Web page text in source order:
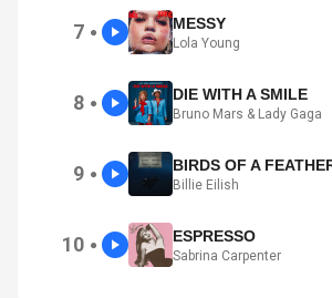
7 ● MESSY
Lola Young
8 ● DIE WITH A SMILE
Bruno Mars & Lady Gaga
9 ● BIRDS OF A
Billie Eilish
10 ● ESPRESSO
Sabrina Carpenter